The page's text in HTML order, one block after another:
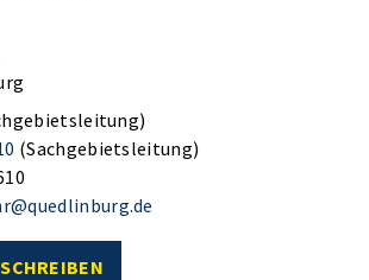
(Sachgebietsleitung)